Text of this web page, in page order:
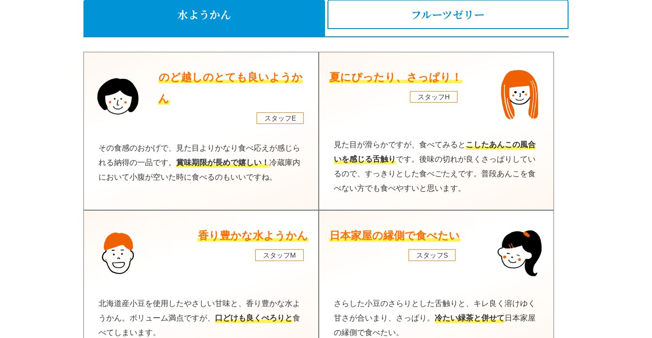
水ようかん
のど越しのとても良いようか
ん
スタッフE
その食感のおかげで、見た目よりかなり食べ応えが感じら
れる納得の一品です。 賞味期限が長めで嬉しい！冷蔵庫内
において小腹が空いた時に食べるのもいいですね。
夏にぴったり、さっぱり！
スタッフH
見た目が滑らかですが、食べてみるとこしたあんこの風合
いを感じる舌触りです。後味の切れが良くさっぱりしてい
るので、すっきりとした食べごたえです。普段あんこを食
べない方でも食べやすいと思います。
香り豊かな水ようかん
スタッフM
北海道産小豆を使用したやさしい甘味と、香り豊かな水よ
うかん。ボリューム満点ですが、 口どけも良くぺろりと食
べてしまいます。
日本家屋の縁側で食べたい
スタッフS
さらした小豆のさらりとした舌触りと、キレ良く溶けゆく
甘さが合いまり、さっぱり。 冷たい緑茶と併せて日本家屋
の縁側で食べたい。
フルーツゼリー